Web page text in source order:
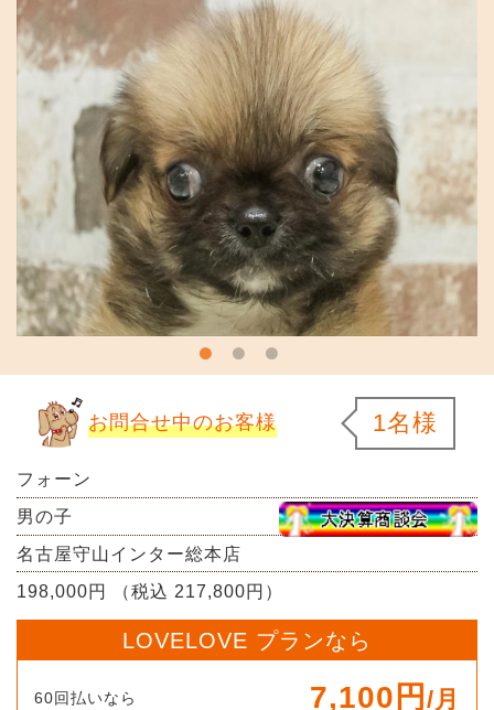
お問合せ中のお客様 1名様
フォーン
男の子
名古屋守山インター総本店
198,000円 （税込 217,800円）
LOVELOVE プランなら
60回払いなら 7,100円 /月